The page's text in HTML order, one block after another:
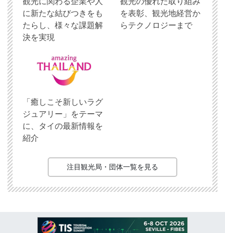
に新たな結びつきをも
たらし、様々な課題解
決を実現
を表彰、観光地経営か
らテクノロジーまで
「癒しこそ新しいラグ
ジュアリー」をテーマ
に、タイの最新情報を
紹介
注目観光局・団体一覧を見る